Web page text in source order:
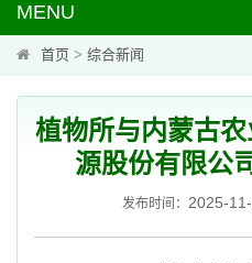
MENU
首页 > 综合新闻
植物所与内蒙古
源股份有限公
发布时间： 2025-